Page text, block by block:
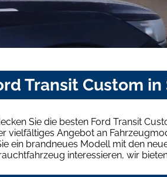
Transit Custom
Sie die besten Ford Transit
vielfältiges Angebot an
ein brandneues Modell mit den
interessieren, wir